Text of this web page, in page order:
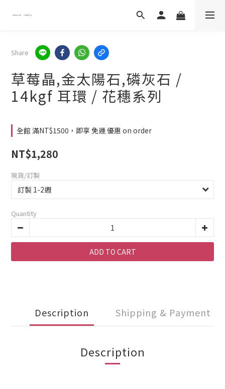
Share
草莓晶,金太陽石,磷灰石 /
14kgf 耳環 / 花穗系列
全館 滿NT$1500，即享 免運 優惠 on order
NT$1,280
現貨/訂製
Quantity
ADD TO CART
Description Shipping & Payment
Description